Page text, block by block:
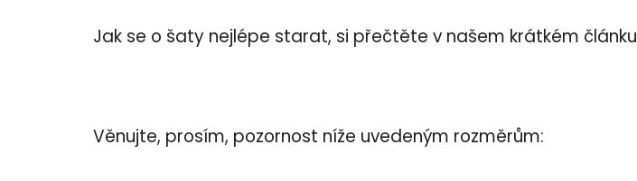
Jak se o šaty nejlépe starat, si přečtěte v našem krátkém článku
Věnujte, prosím, pozornost níže uvedeným rozměrům: